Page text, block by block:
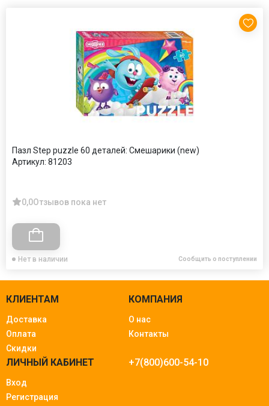
Пазл Step puzzle 60 деталей: Смешарики (new)
Артикул: 81203
0,0Отзывов пока нет
Нет в наличии Сообщить о поступлении
КЛИЕНТАМ
Доставка
Оплата
Скидки
КОМПАНИЯ
О нас
Контакты
ЛИЧНЫЙ КАБИНЕТ
Вход
Регистрация
+7(800)600-54-10